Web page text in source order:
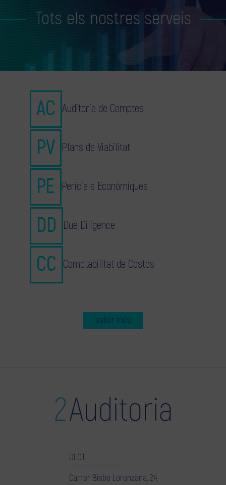
Tots els nostres serveis
Auditoria de Comptes
Plans de Viabilitat
Pericials Econòmiques
Due Diligence
Comptabilitat de Costos
saber més
OLOT
Carrer Bisbe Lorenzana, 24